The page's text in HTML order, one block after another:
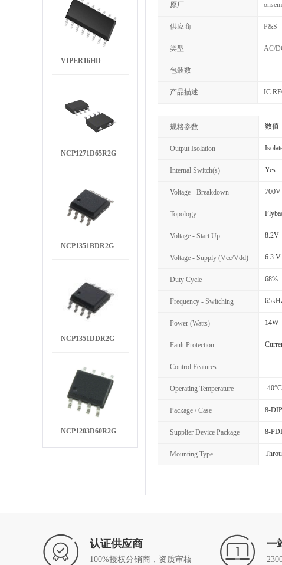
VIPER16HD
NCP1271D65R2G
NCP1351BDR2G
NCP1351DDR2G
NCP1203D60R2G
原厂
供应商 P&S
类型 AC/
包装数 --
产品描述 IC
规格参数 数值
Output Isolation
Internal Switch(s) Yes
Voltage - Breakdown 700V
Topology
Voltage - Start Up 8.2V
Voltage - Supply (Vcc/Vdd) 6.3
Duty Cycle 68%
Frequency - Switching
Power (Watts) 14W
Fault Protection
Control Features
Operating Temperature -
Package / Case 8-
Supplier Device Package 8-
Mounting Type
认证供应商
100%授权分销商，资质审核
一